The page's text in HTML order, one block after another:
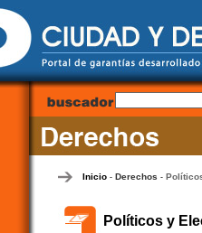
Inicio- Derechos -
Políticos y